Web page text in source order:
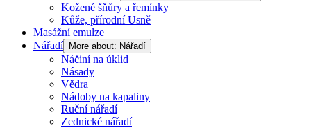
Kožené šňůry a řemínky
Kůže, přírodní Usně
Masážní emulze
Nářadí More about: Nářadí
Náčiní na úklid
Násady
Vědra
Nádoby na kapaliny
Ruční nářadí
Zednické nářadí